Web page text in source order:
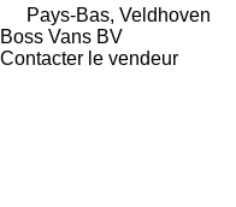
Pays-Bas, Veldhoven
Boss Vans BV
Contacter le vendeur